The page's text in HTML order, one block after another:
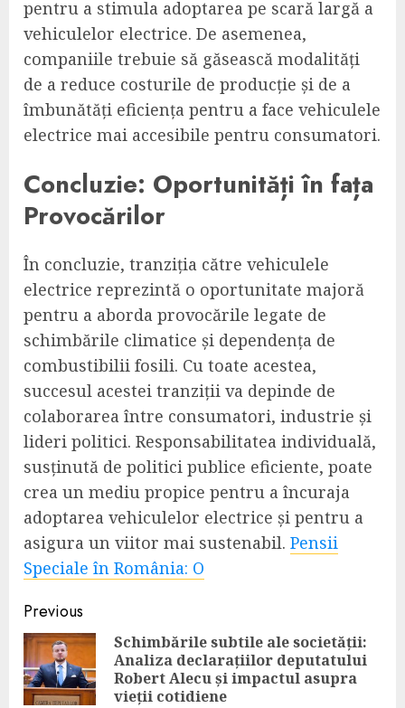
pentru a stimula adoptarea pe scară largă a
vehiculelor electrice. De asemenea,
companiile trebuie să găsească modalități
de a reduce costurile de producție și de a
îmbunătăți eficiența pentru a face vehiculele
electrice mai accesibile pentru consumatori.
Concluzie: Oportunități în fața
Provocărilor
În concluzie, tranziția către vehiculele
electrice reprezintă o oportunitate majoră
pentru a aborda provocările legate de
schimbările climatice și dependența de
combustibilii fosili. Cu toate acestea,
succesul acestei tranziții va depinde de
colaborarea între consumatori, industrie și
lideri politici. Responsabilitatea individuală,
susținută de politici publice eficiente, poate
crea un mediu propice pentru a încuraja
adoptarea vehiculelor electrice și pentru a
asigura un viitor mai sustenabil. Pensii
Speciale în România: O
Continue
Reading
Previous
Schimbările subtile ale societății:
Analiza declarațiilor deputatului
Robert Alecu și impactul asupra
vieții cotidiene